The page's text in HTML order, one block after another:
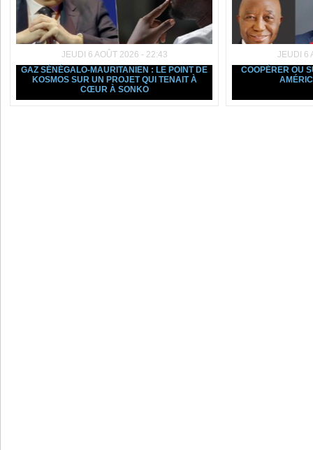
JEUDI 6 AOÛT 2026 - 22:43
GAZ SÉNÉGALO-MAURITANIEN : LE POINT DE
KOSMOS SUR UN PROJET QUI TENAIT À
CŒUR À SONKO
JEUDI 6
COOPÉRER OU